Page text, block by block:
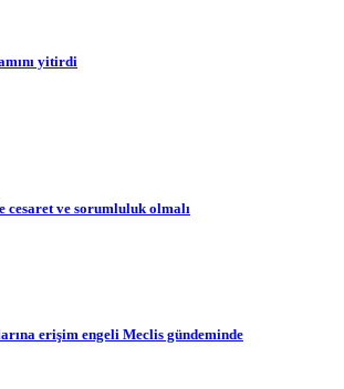
yitirdi
cesaret ve sorumluluk olmalı
erişim engeli Meclis gündeminde